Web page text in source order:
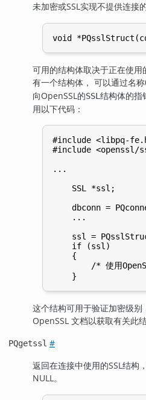
未加密或SSL实现不提供连接
可用的结构体取决于正在使用
有一个结构体， 可以通过名称
向OpenSSL 的SSL 结构体的指
用以下代码：
#include <libpq-
#include <openssl/
...
    SSL *ssl;
dbconn =
    ...
ssl =
    if (ssl)
    {
/* 使用
这个结构可用于验证加密级
OpenSSL 文档以获取有关此
PQgetssl #
返回在连接中使用的SSL结构
NULL。